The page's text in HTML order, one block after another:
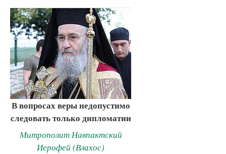
В вопросах веры недопустимо
следовать только дипломатии
Митрополит Навпактский
Иерофей (Влахос)